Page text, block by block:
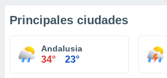
Principales ciudades
Andalusia
34° 23°